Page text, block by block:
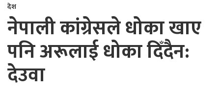
देश
नेपाली कांग्रेसले धोका खाए
पनि अरूलाई धोका दिँदैन:
देउवा